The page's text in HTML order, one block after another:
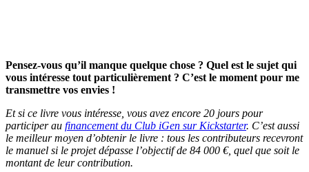
Pensez-vous qu’il manque quelque chose ? Quel est le sujet qui
vous intéresse tout particulièrement ? C’est le moment pour me
transmettre vos envies !
Et si ce livre vous intéresse, vous avez encore 20 jours pour
participer au financement du Club iGen sur Kickstarter. C’est aussi
le meilleur moyen d’obtenir le livre : tous les contributeurs recevront
le manuel si le projet dépasse l’objectif de 84 000 €, quel que soit le
montant de leur contribution.